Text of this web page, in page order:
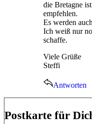
die Bretagne
empfehlen.
Es werden
Ich weiß nur
schaffe.
Viele Grüße
Steffi
Antworten
Postkarte für